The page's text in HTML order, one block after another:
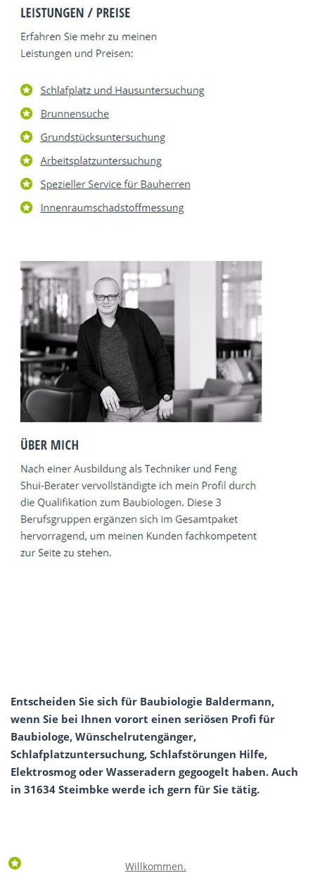
Entscheiden Sie sich für Baubiologie Baldermann,
wenn Sie bei Ihnen vorort einen seriösen Profi für
Baubiologe, Wünschelrutengänger,
Schlafplatzuntersuchung, Schlafstörungen Hilfe,
Elektrosmog oder Wasseradern gegoogelt haben. Auch
in 31634 Steimbke werde ich gern für Sie tätig.
Willkommen.